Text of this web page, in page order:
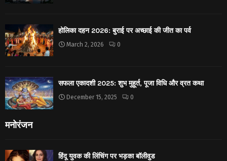
होलिका दहन 2026: बुराई पर अच्छाई की जीत का पर्व
March 2, 2026 0
सफला एकादशी 2025: शुभ मुहूर्त, पूजा विधि और व्रत कथा
December 15, 2025 0
मनोरंजन
हिंदू युवक की लिंचिंग पर भड़का बॉलीवुड